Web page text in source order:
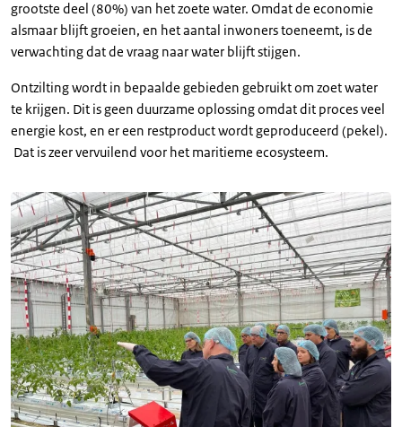
grootste deel (80%) van het zoete water. Omdat de economie
alsmaar blijft groeien, en het aantal inwoners toeneemt, is de
verwachting dat de vraag naar water blijft stijgen.
Ontzilting wordt in bepaalde gebieden gebruikt om zoet water
te krijgen. Dit is geen duurzame oplossing omdat dit proces veel
energie kost, en er een restproduct wordt geproduceerd (pekel).
Dat is zeer vervuilend voor het maritieme ecosysteem.